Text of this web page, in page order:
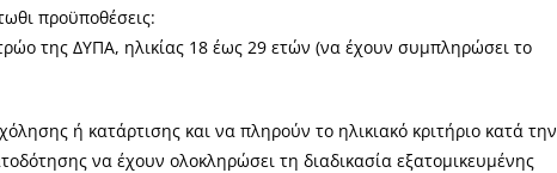
προϋποθέσεις:
της ΔΥΠΑ, ηλικίας 18 έως 29 ετών (να έχουν συμπληρώσει το
ή κατάρτισης και να πληρούν το ηλικιακό κριτήριο κατά την
να έχουν ολοκληρώσει τη διαδικασία εξατομικευμένης